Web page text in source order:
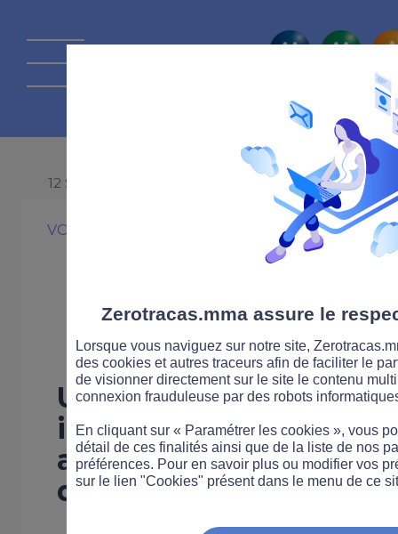
La route
12 SEPTEMBRE 2011
VOITURE
Les
démarrage en
Un décret paru le 7
impose l'installation
anti-démarrageà
de la route...
Zerotracas.mma assure le
Lorsque vous naviguez sur notre site,
des cookies et autres traceurs afin de faciliter le
de visionner directement sur le site le contenu
connexion frauduleuse par des robots
En cliquant sur « Paramétrer les cookies », vous
détail de ces finalités ainsi que de la liste de nos
préférences. Pour en savoir plus ou modifier vos
sur le lien "Cookies" présent dans le menu de ce